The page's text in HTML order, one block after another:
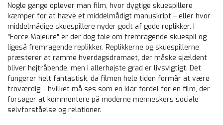
Nogle gange oplever man film, hvor dygtige skuespillere
kæmper for at hæve et middelmådigt manuskript – eller hvor
middelmådige skuespillere nyder godt af gode replikker. I
"Force Majeure" er der dog tale om fremragende skuespil og
ligeså fremragende replikker. Replikkerne og skuespillerne
præsterer at ramme hverdagsdramaet, der måske sjældent
bliver højtråbende, men i allerhøjste grad er livsvigtigt. Det
fungerer helt fantastisk, da filmen hele tiden formår at være
troværdig – hvilket må ses som en klar fordel for en film, der
forsøger at kommentere på moderne menneskers sociale
selvforståelse og relationer.